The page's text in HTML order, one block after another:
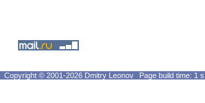
Copyright © 2001-2026 Dmitry Leonov Page build time: 1 s